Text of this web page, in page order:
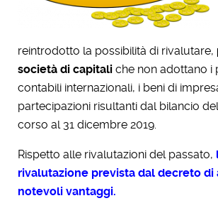
reintrodotto la possibilità di rivalutare,
società di capitali che non adottano i
contabili internazionali, i beni di
partecipazioni risultanti dal bilancio
corso al 31 dicembre 2019.
Rispetto alle rivalutazioni del passato,
rivalutazione prevista dal decreto
notevoli vantaggi.